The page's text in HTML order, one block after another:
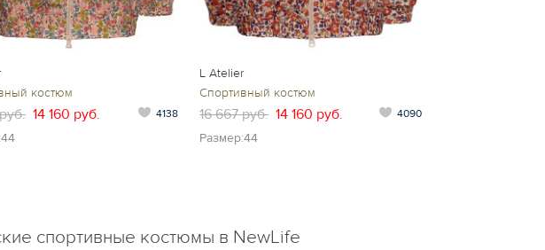
костюм
14 160 руб. 4138
L Atelier
Спортивный костюм
16 667 руб. 14 160 руб. 4090
Размер:44
спортивные костюмы в NewLife